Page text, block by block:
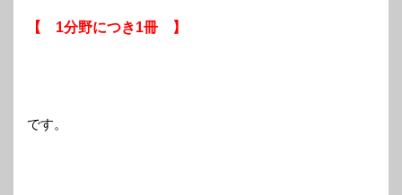
【 1分野につき1冊 】
です。